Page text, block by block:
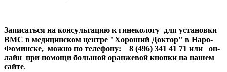
Записаться на консультацию к гинекологу для установки
ВМС в медицинском центре "Хороший Доктор" в Наро-
Фоминске, можно по телефону: 8 (496) 341 41 71 или он-
лайн при помощи большой оранжевой кнопки на нашем
сайте.